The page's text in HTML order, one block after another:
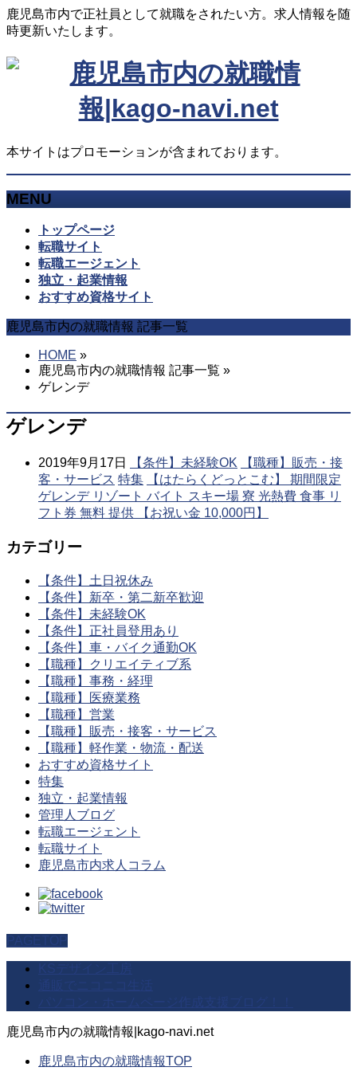
鹿児島市内で正社員として就職をされたい方。求人情報を随
時更新いたします。
本サイトはプロモーションが含まれております。
MENU
ば
トップページ
転職サイト
転職エージェント
独立・起業情報
おすすめ資格サイト
鹿児島市内の就職情報 記事一覧
HOME »
鹿児島市内の就職情報 記事一覧 »
ゲレンデ
ゲレンデ
2019年9月17日 【条件】未経験OK
【職種】販売・接
客・サービス 特集
【はたらくどっとこむ】 期間限定
ゲレンデ リゾート バイト スキー場 寮 光熱費 食事 リ
フト券 無料 提供 【お祝い金 10,000円】
カテゴリー
【条件】土日祝休み
【条件】新卒・第二新卒歓迎
【条件】未経験OK
【条件】正社員登用あり
【条件】車・バイク通勤OK
【職種】クリエイティブ系
【職種】事務・経理
【職種】医療業務
【職種】営業
【職種】販売・接客・サービス
【職種】軽作業・物流・配送
おすすめ資格サイト
特集
独立・起業情報
管理人ブログ
転職エージェント
転職サイト
鹿児島市内求人コラム
PAGETOP
KSデザイン工房
通販でニコニコ生活
パソコン・ホームページ作成支援ブログ！！
鹿児島市内の就職情報|kago-navi.net
鹿児島市内の就職情報TOP